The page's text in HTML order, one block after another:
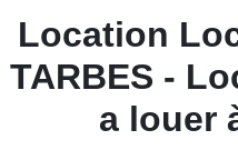
Location
TARBES -
a louer